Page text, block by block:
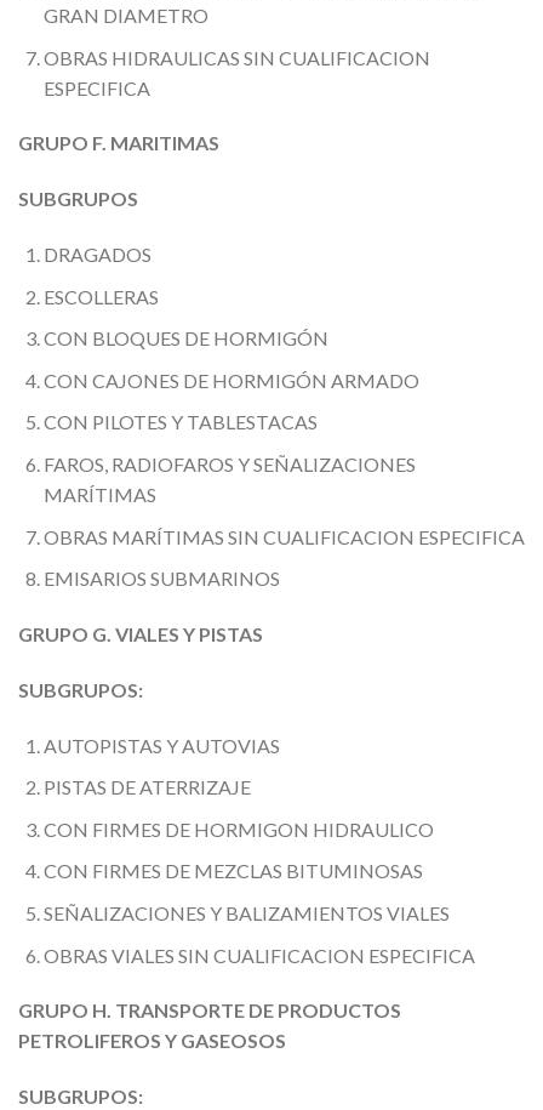
GRAN DIAMETRO
OBRAS HIDRAULICAS SIN CUALIFICACION
ESPECIFICA
GRUPO F. MARITIMAS
SUBGRUPOS
DRAGADOS
ESCOLLERAS
CON BLOQUES DE HORMIGÓN
CON CAJONES DE HORMIGÓN ARMADO
CON PILOTES Y TABLESTACAS
FAROS, RADIOFAROS Y SEÑALIZACIONES
MARÍTIMAS
OBRAS MARÍTIMAS SIN CUALIFICACION ESPECIFICA
EMISARIOS SUBMARINOS
GRUPO G. VIALES Y PISTAS
SUBGRUPOS:
AUTOPISTAS Y AUTOVIAS
PISTAS DE ATERRIZAJE
CON FIRMES DE HORMIGON HIDRAULICO
CON FIRMES DE MEZCLAS BITUMINOSAS
SEÑALIZACIONES Y BALIZAMIENTOS VIALES
OBRAS VIALES SIN CUALIFICACION ESPECIFICA
GRUPO H. TRANSPORTE DE PRODUCTOS
PETROLIFEROS Y GASEOSOS
SUBGRUPOS: